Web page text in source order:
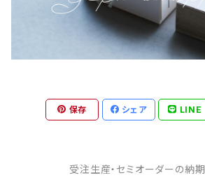
保存 シェア LINE
受注生産・セミオーダーの納